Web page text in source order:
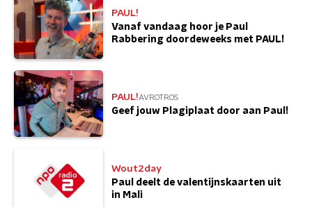
PAUL!
Vanaf vandaag hoor je Paul
Rabbering doordeweeks met PAUL!
PAUL!AVROTROS
Geef jouw Plagiplaat door aan Paul!
Wout2day
Paul deelt de valentijnskaarten uit
in Mali